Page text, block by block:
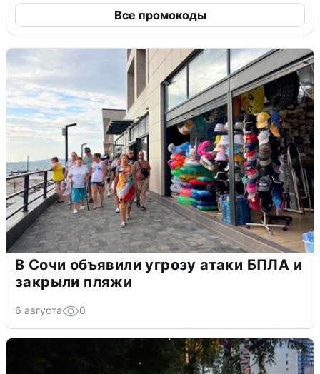
Все промокоды
В Сочи объявили угрозу атаки БПЛА и
закрыли пляжи
6 августа 0